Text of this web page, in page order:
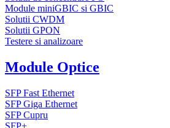
Module miniGBIC si GBIC
Solutii CWDM
Solutii GPON
Testere si analizoare
Module Optice
SFP Fast Ethernet
SFP Giga Ethernet
SFP Cupru
SFP+